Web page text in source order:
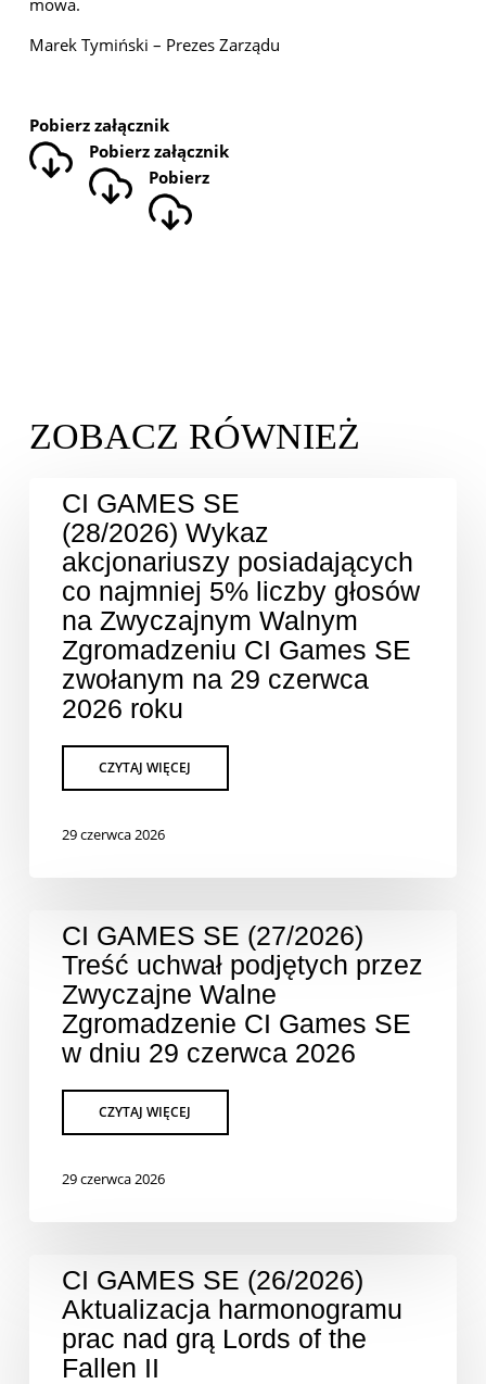
mowa.
Marek Tymiński – Prezes Zarządu
Pobierz załącznik
Pobierz załącznik
Pobierz
CI GAMES SE
(28/2026) Wykaz
akcjonariuszy posiadających
co najmniej 5% liczby głosów
na Zwyczajnym Walnym
Zgromadzeniu CI Games SE
zwołanym na 29 czerwca
2026 roku
29 czerwca 2026
CI GAMES SE (27/2026)
Treść uchwał podjętych przez
Zwyczajne Walne
Zgromadzenie CI Games SE
w dniu 29 czerwca 2026
29 czerwca 2026
CI GAMES SE (26/2026)
Aktualizacja harmonogramu
prac nad grą Lords of the
Fallen II